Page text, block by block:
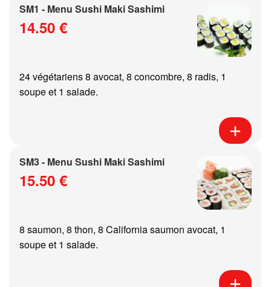
SM1 - Menu Sushi Maki Sashimi
14.50 €
24 végétariens 8 avocat, 8 concombre, 8 radis, 1
soupe et 1 salade.
SM3 - Menu Sushi Maki Sashimi
15.50 €
8 saumon, 8 thon, 8 California saumon avocat, 1
soupe et 1 salade.